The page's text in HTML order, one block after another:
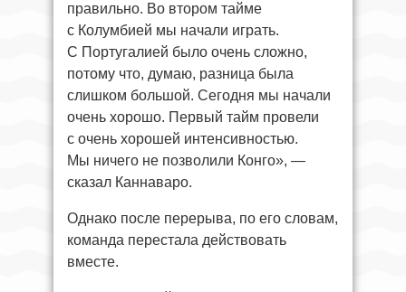
правильно. Во втором тайме
с Колумбией мы начали играть.
С Португалией было очень сложно,
потому что, думаю, разница была
слишком большой. Сегодня мы начали
очень хорошо. Первый тайм провели
с очень хорошей интенсивностью.
Мы ничего не позволили Конго», —
сказал Каннаваро.
Однако после перерыва, по его словам,
команда перестала действовать
вместе.